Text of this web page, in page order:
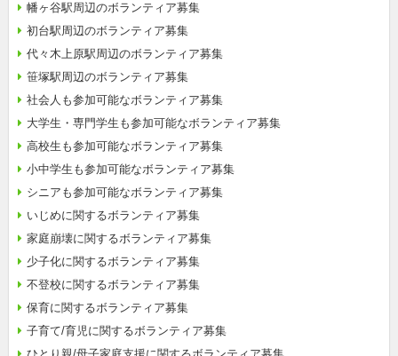
幡ヶ谷駅周辺のボランティア募集
初台駅周辺のボランティア募集
代々木上原駅周辺のボランティア募集
笹塚駅周辺のボランティア募集
社会人も参加可能なボランティア募集
大学生・専門学生も参加可能なボランティア募集
高校生も参加可能なボランティア募集
小中学生も参加可能なボランティア募集
シニアも参加可能なボランティア募集
いじめに関するボランティア募集
家庭崩壊に関するボランティア募集
少子化に関するボランティア募集
不登校に関するボランティア募集
保育に関するボランティア募集
子育て/育児に関するボランティア募集